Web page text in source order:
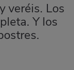
veréis. Los
Y los